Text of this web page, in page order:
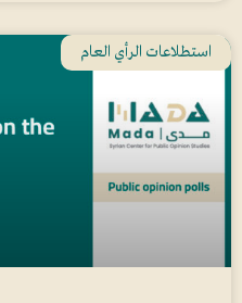
استطلاعات الرأي العام